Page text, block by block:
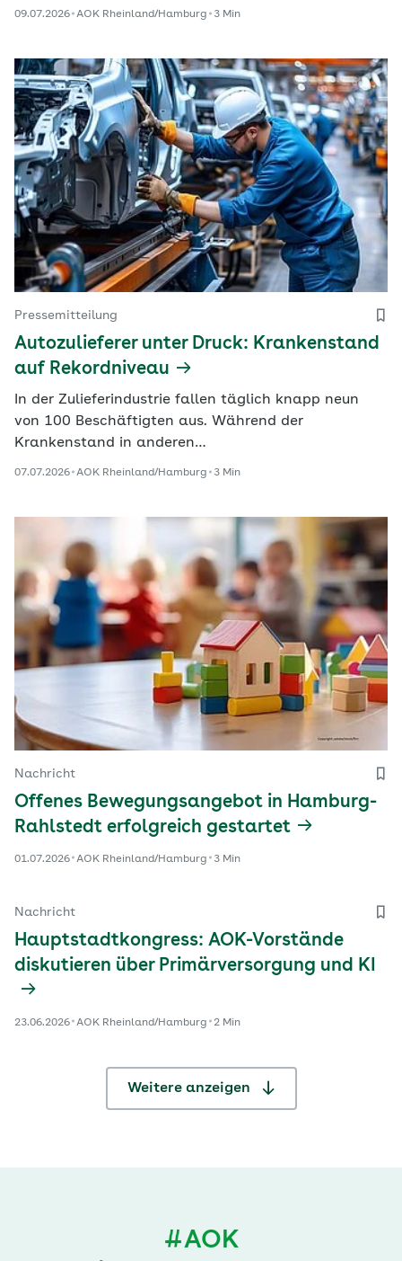
09.07.2026 AOK Rheinland/Hamburg 3 Min
Pressemitteilung
Autozulieferer unter Druck: Krankenstand
auf Rekordniveau
In der Zulieferindustrie fallen täglich knapp neun
von 100 Beschäftigten aus. Während der
Krankenstand in anderen…
07.07.2026 AOK Rheinland/Hamburg 3 Min
Nachricht
Offenes Bewegungsangebot in Hamburg-
Rahlstedt erfolgreich gestartet
01.07.2026 AOK Rheinland/Hamburg 3 Min
Nachricht
Hauptstadtkongress: AOK-Vorstände
diskutieren über Primärversorgung und KI
23.06.2026 AOK Rheinland/Hamburg 2 Min
Weitere anzeigen
#AOK